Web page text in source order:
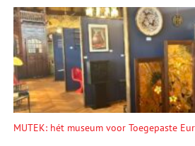
MUTEK: hét museum voor Toegepaste